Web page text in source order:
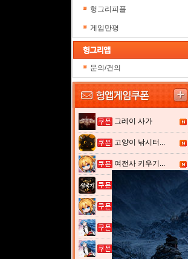
헝그리피플
게임만평
문의/건의
그레이 사가
고양이 낚시터...
여전사 키우기...
이것이 삼국지...
여전사 키우기...
열혈강호: 넥...
열혈강호: 넥...